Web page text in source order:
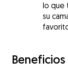
lo que
su